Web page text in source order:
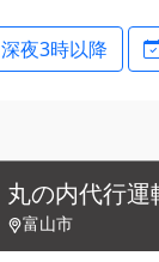
深夜3時以降
丸の内代行運
富山市